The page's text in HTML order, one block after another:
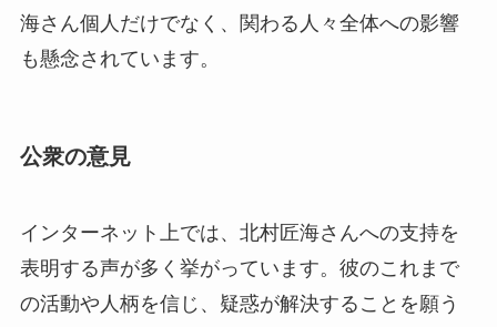
海さん個人だけでなく、関わる人々全体への影響
も懸念されています。
公衆の意見
インターネット上では、北村匠海さんへの支持を
表明する声が多く挙がっています。彼のこれまで
の活動や人柄を信じ、疑惑が解決することを願う